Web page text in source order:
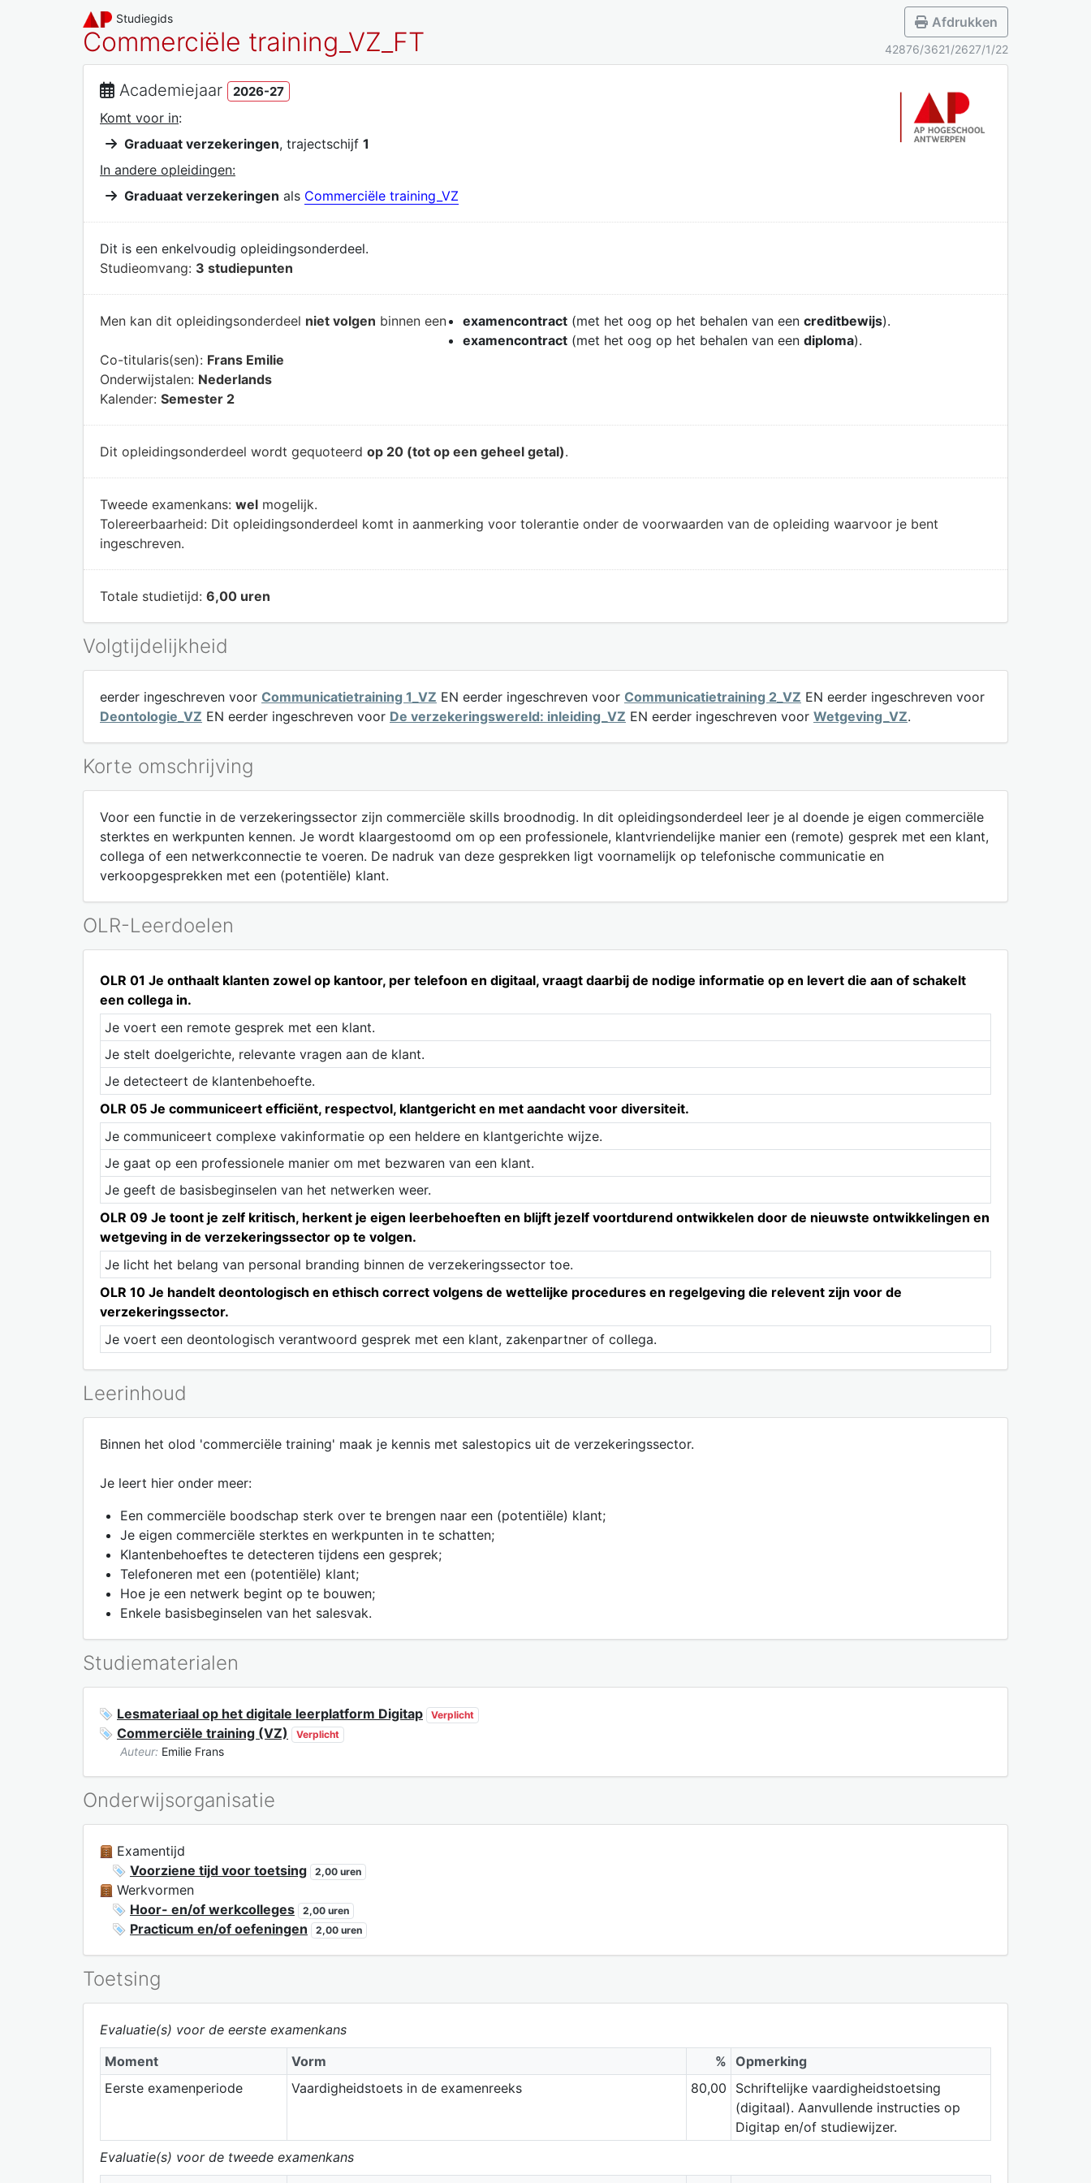
Studiegids
Commerciële training_VZ_FT
Afdrukken
42876/3621/2627/1/22
Academiejaar 2026-27
Komt voor in:
Graduaat verzekeringen, trajectschijf 1
In andere opleidingen:
Graduaat verzekeringen als Commerciële training_VZ
Dit is een enkelvoudig opleidingsonderdeel.
Studieomvang: 3 studiepunten
Men kan dit opleidingsonderdeel niet volgen binnen een examencontract (met het oog op het behalen van een creditbewijs).
examencontract (met het oog op het behalen van een diploma).
Co-titularis(sen): Frans Emilie
Onderwijstalen: Nederlands
Kalender: Semester 2
Dit opleidingsonderdeel wordt gequoteerd op 20 (tot op een geheel getal).
Tweede examenkans: wel mogelijk.
Tolereerbaarheid: Dit opleidingsonderdeel komt in aanmerking voor tolerantie onder de voorwaarden van de opleiding waarvoor je bent
ingeschreven.
Totale studietijd: 6,00 uren
Volgtijdelijkheid
eerder ingeschreven voor Communicatietraining 1_VZ EN eerder ingeschreven voor Communicatietraining 2_VZ EN eerder ingeschreven voor
Deontologie_VZ EN eerder ingeschreven voor De verzekeringswereld: inleiding_VZ EN eerder ingeschreven voor Wetgeving_VZ.
Korte omschrijving
Voor een functie in de verzekeringssector zijn commerciële skills broodnodig. In dit opleidingsonderdeel leer je al doende je eigen commerciële
sterktes en werkpunten kennen. Je wordt klaargestoomd om op een professionele, klantvriendelijke manier een (remote) gesprek met een klant,
collega of een netwerkconnectie te voeren. De nadruk van deze gesprekken ligt voornamelijk op telefonische communicatie en
verkoopgesprekken met een (potentiële) klant.
OLR-Leerdoelen
OLR 01 Je onthaalt klanten zowel op kantoor, per telefoon en digitaal, vraagt daarbij de nodige informatie op en levert die aan of schakelt
een collega in.
Je voert een remote gesprek met een klant.
Je stelt doelgerichte, relevante vragen aan de klant.
Je detecteert de klantenbehoefte.
OLR 05 Je communiceert efficiënt, respectvol, klantgericht en met aandacht voor diversiteit.
Je communiceert complexe vakinformatie op een heldere en klantgerichte wijze.
Je gaat op een professionele manier om met bezwaren van een klant.
Je geeft de basisbeginselen van het netwerken weer.
OLR 09 Je toont je zelf kritisch, herkent je eigen leerbehoeften en blijft jezelf voortdurend ontwikkelen door de nieuwste ontwikkelingen en
wetgeving in de verzekeringssector op te volgen.
Je licht het belang van personal branding binnen de verzekeringssector toe.
OLR 10 Je handelt deontologisch en ethisch correct volgens de wettelijke procedures en regelgeving die relevent zijn voor de
verzekeringssector.
Je voert een deontologisch verantwoord gesprek met een klant, zakenpartner of collega.
Leerinhoud
Binnen het olod 'commerciële training' maak je kennis met salestopics uit de verzekeringssector.
Je leert hier onder meer:
Een commerciële boodschap sterk over te brengen naar een (potentiële) klant;
Je eigen commerciële sterktes en werkpunten in te schatten;
Klantenbehoeftes te detecteren tijdens een gesprek;
Telefoneren met een (potentiële) klant;
Hoe je een netwerk begint op te bouwen;
Enkele basisbeginselen van het salesvak.
Studiematerialen
Lesmateriaal op het digitale leerplatform Digitap Verplicht
Commerciële training (VZ) Verplicht
Auteur: Emilie Frans
Onderwijsorganisatie
Examentijd
Voorziene tijd voor toetsing
2,00 uren
Werkvormen
Hoor- en/of werkcolleges
2,00 uren
Practicum en/of oefeningen 2,00 uren
Toetsing
Evaluatie(s) voor de eerste examenkans
Moment
Vorm % Opmerking
Eerste examenperiode
Vaardigheidstoets in de examenreeks 80,00
Schriftelijke vaardigheidstoetsing
(digitaal). Aanvullende instructies op
Digitap en/of studiewijzer.
Evaluatie(s) voor de tweede examenkans